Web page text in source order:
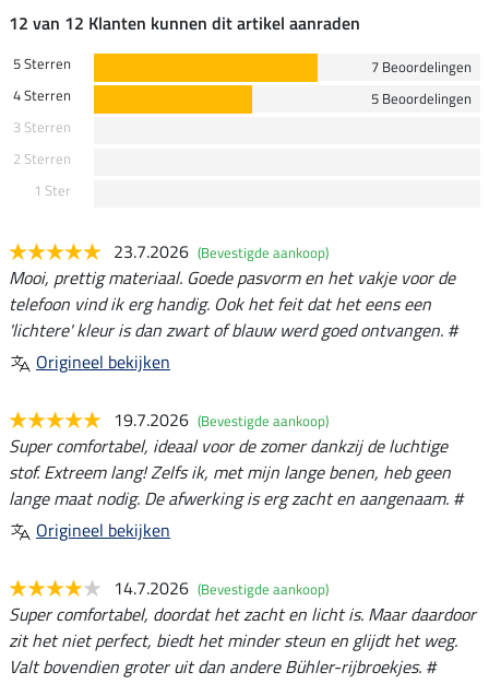
12 van 12 Klanten kunnen dit artikel aanraden
5 Sterren
7 Beoordelingen
4 Sterren
5 Beoordelingen
3 Sterren
2 Sterren
1 Ster
23.7.2026 (Bevestigde aankoop)
Mooi, prettig materiaal. Goede pasvorm en het vakje voor de
telefoon vind ik erg handig. Ook het feit dat het eens een
'lichtere' kleur is dan zwart of blauw werd goed ontvangen. #
Origineel bekijken
19.7.2026 (Bevestigde aankoop)
Super comfortabel, ideaal voor de zomer dankzij de luchtige
stof. Extreem lang! Zelfs ik, met mijn lange benen, heb geen
lange maat nodig. De afwerking is erg zacht en aangenaam. #
Origineel bekijken
14.7.2026 (Bevestigde aankoop)
Super comfortabel, doordat het zacht en licht is. Maar daardoor
zit het niet perfect, biedt het minder steun en glijdt het weg.
Valt bovendien groter uit dan andere Bühler-rijbroekjes. #